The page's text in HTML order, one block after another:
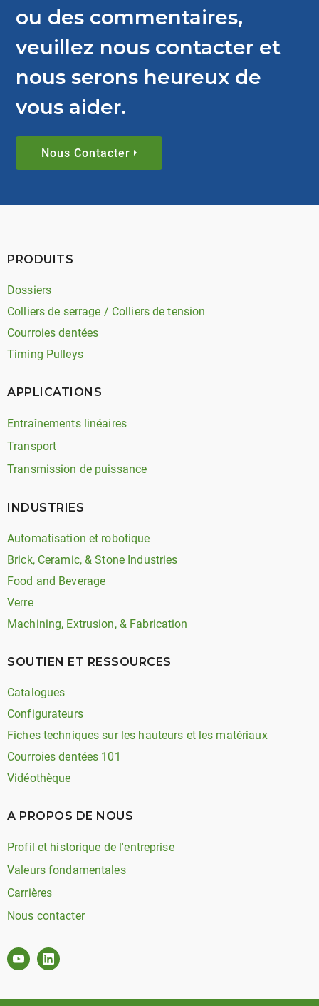
ou des commentaires,
veuillez nous contacter et
nous serons heureux de
vous aider.
Nous Contacter
PRODUITS
Dossiers
Colliers de serrage / Colliers de tension
Courroies dentées
Timing Pulleys
APPLICATIONS
Entraînements linéaires
Transport
Transmission de puissance
INDUSTRIES
Automatisation et robotique
Brick, Ceramic, & Stone Industries
Food and Beverage
Verre
Machining, Extrusion, & Fabrication
SOUTIEN ET RESSOURCES
Catalogues
Configurateurs
Fiches techniques sur les hauteurs et les matériaux
Courroies dentées 101
Vidéothèque
A PROPOS DE NOUS
Profil et historique de l'entreprise
Valeurs fondamentales
Carrières
Nous contacter